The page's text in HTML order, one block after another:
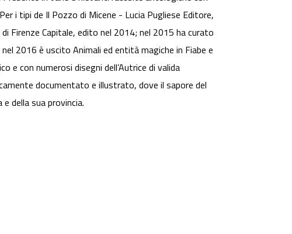
i tipi de Il Pozzo di Micene - Lucia Pugliese Editore,
Firenze Capitale, edito nel 2014; nel 2015 ha curato
2016 è uscito Animali ed entità magiche in Fiabe e
e con numerosi disegni dell’Autrice di valida
documentato e illustrato, dove il sapore del
della sua provincia.